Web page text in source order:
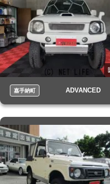
嘉手納町 ADVANCED